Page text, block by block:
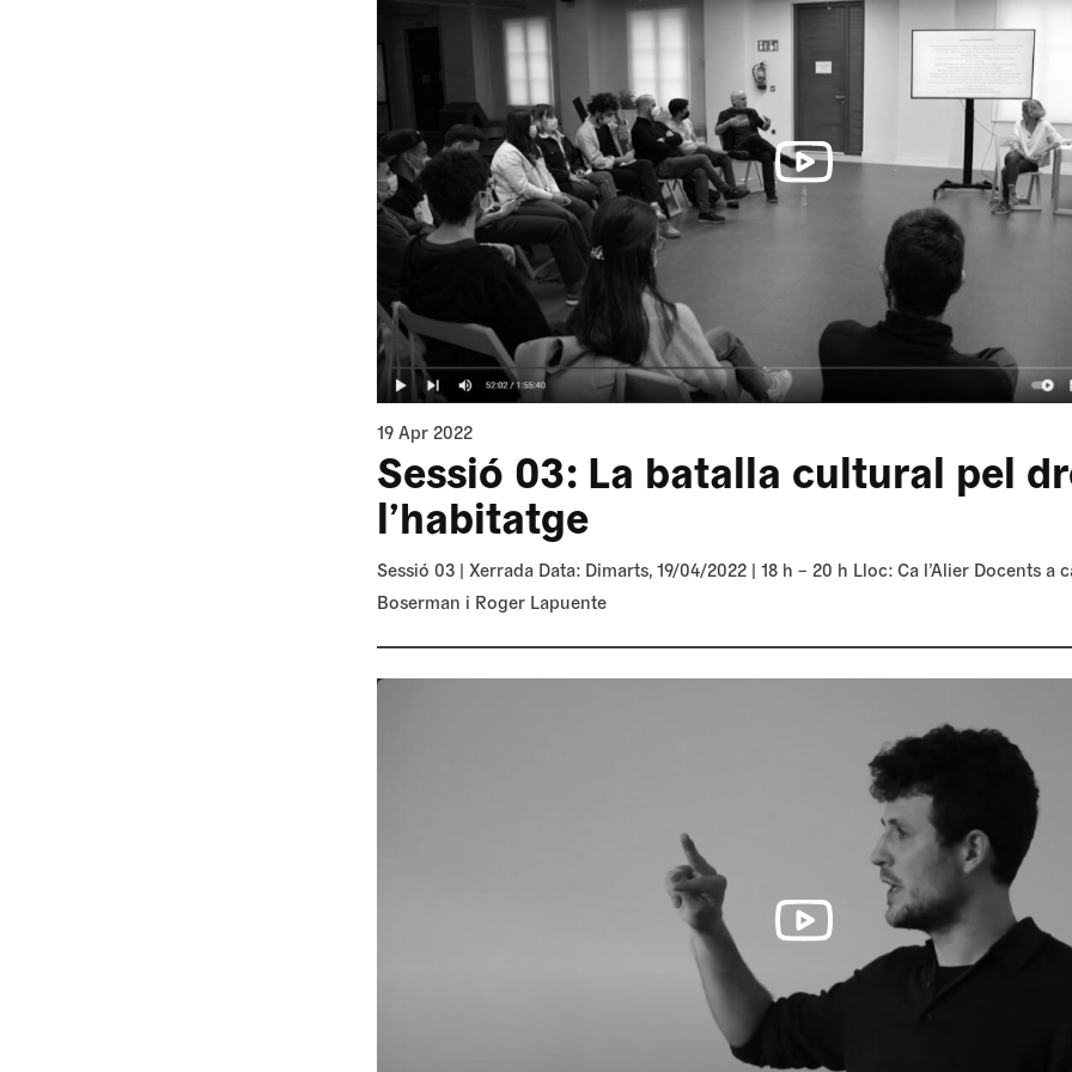
19 Apr 2022
Sessió 03: La batalla cultural pel
l’habitatge
Sessió 03 | Xerrada Data: Dimarts, 19/04/2022 | 18 h – 20 h Lloc: Ca l’Alier Docents a
Boserman i Roger Lapuente